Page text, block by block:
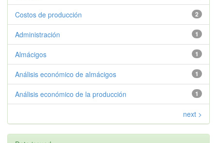
2
Costos de producción
1
Administración
1
Almácigos
1
Análisis económico de almácigos
1
Análisis económico de la producción
next >